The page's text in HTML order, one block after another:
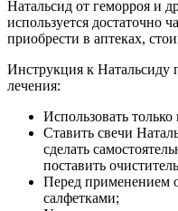
Натальсид от геморроя и
используется достаточно
приобрести в аптеках,
Инструкция к Натальсиду
лечения:
Использовать
Ставить свечи
сделать
поставить
Перед применением
салфетками;